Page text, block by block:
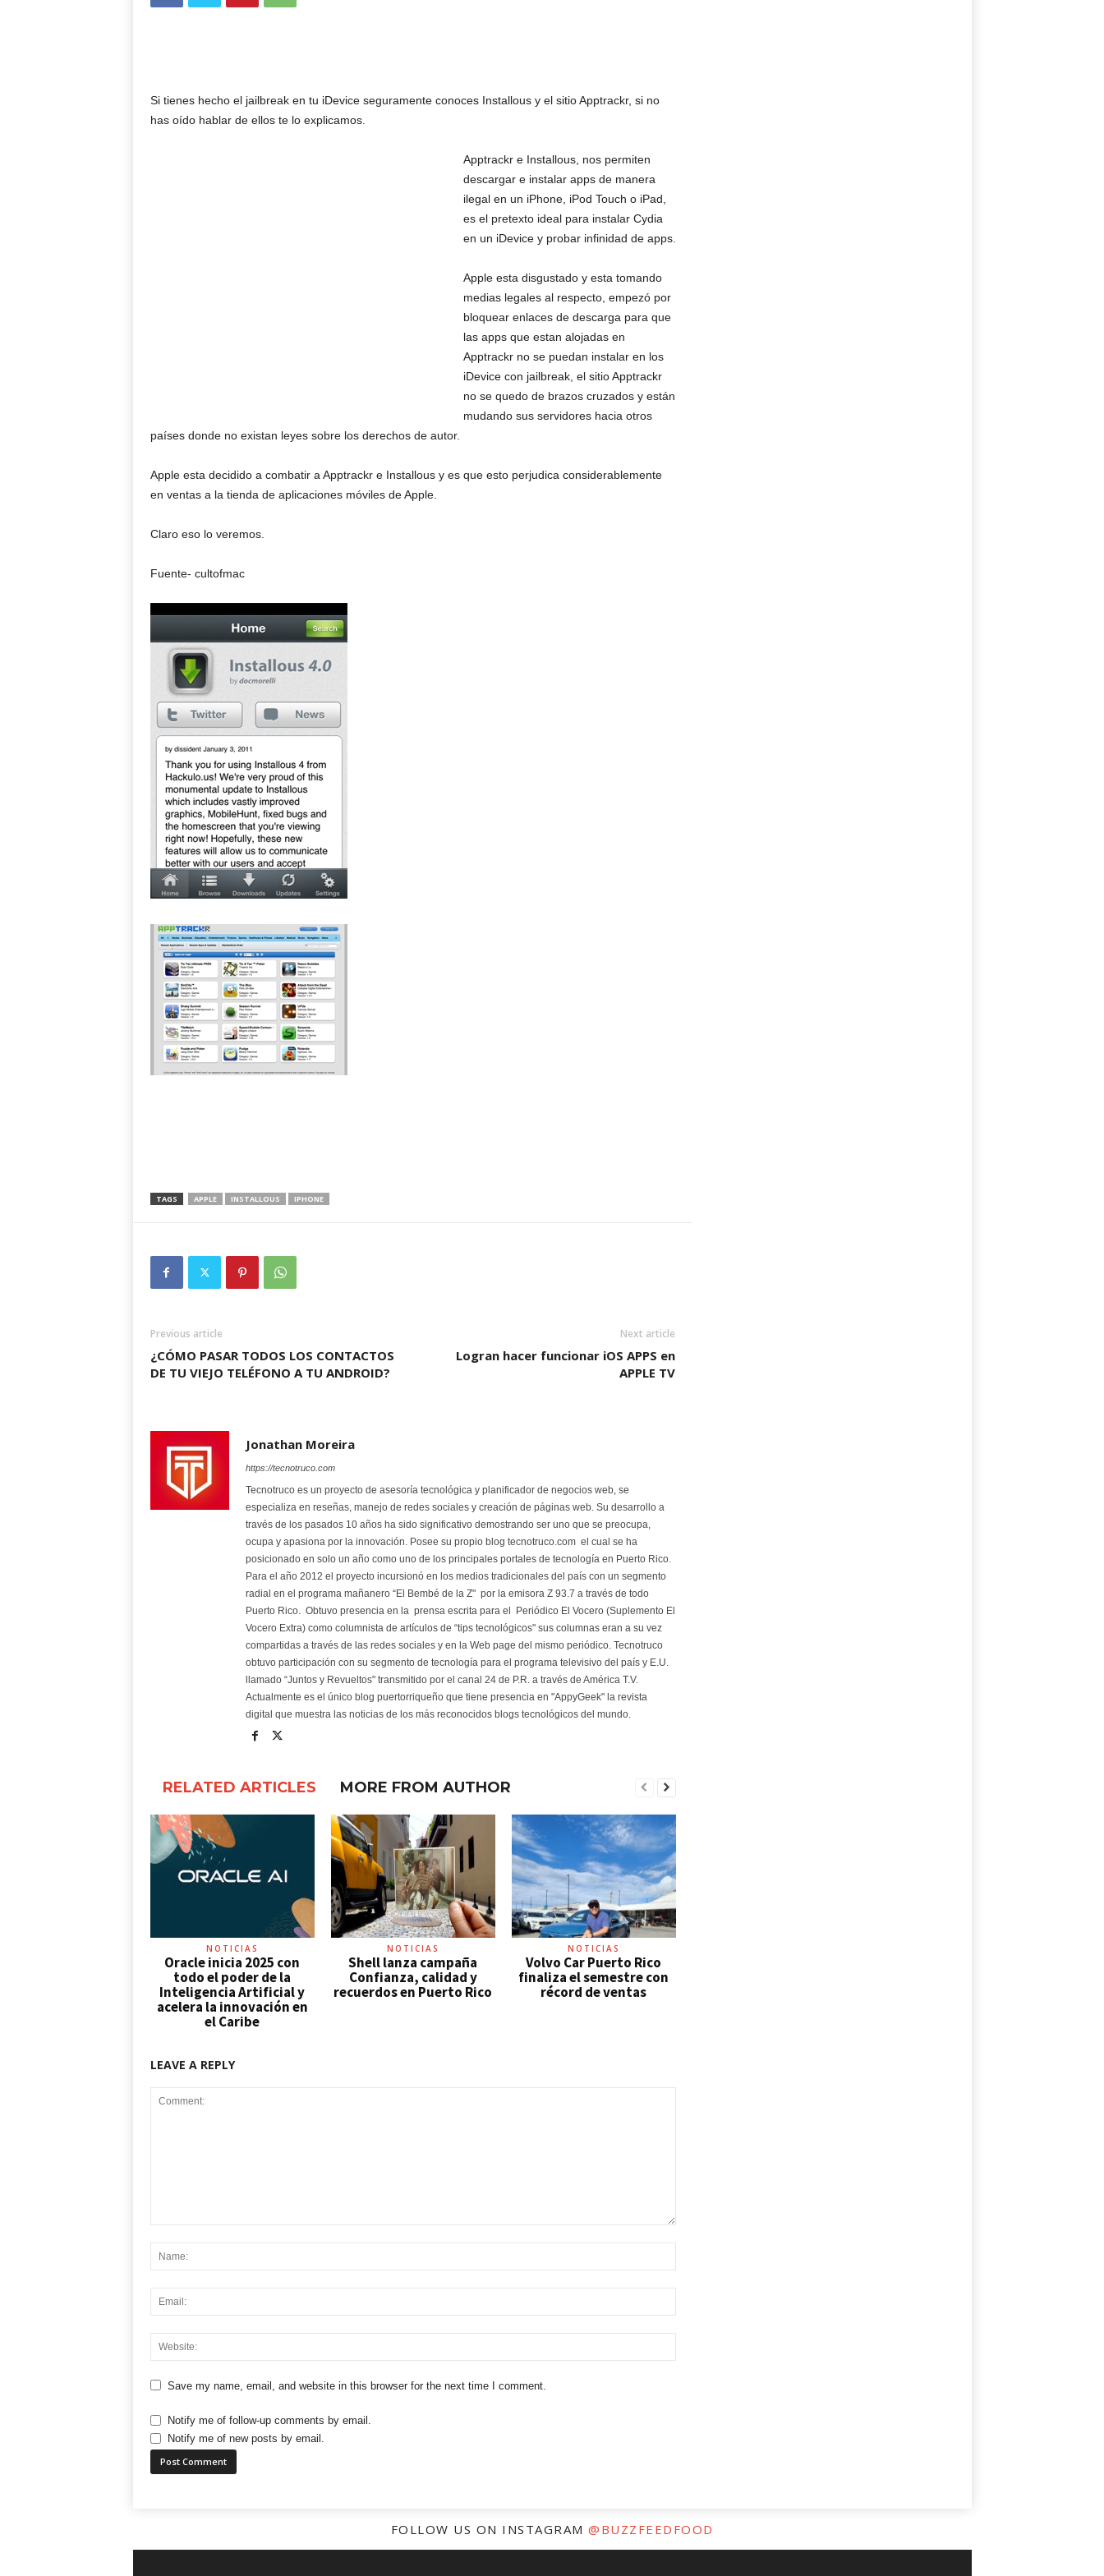
Si tienes hecho el jailbreak en tu iDevice seguramente conoces Installous y el sitio Apptrackr, si no
has oído hablar de ellos te lo explicamos.
Apptrackr e Installous, nos permiten
descargar e instalar apps de manera
ilegal en un iPhone, iPod Touch o iPad,
es el pretexto ideal para instalar Cydia
en un iDevice y probar infinidad de apps.
Apple esta disgustado y esta tomando
medias legales al respecto, empezó por
bloquear enlaces de descarga para que
las apps que estan alojadas en
Apptrackr no se puedan instalar en los
iDevice con jailbreak, el sitio Apptrackr
no se quedo de brazos cruzados y están
mudando sus servidores hacia otros
países donde no existan leyes sobre los derechos de autor.
Apple esta decidido a combatir a Apptrackr e Installous y es que esto perjudica considerablemente
en ventas a la tienda de aplicaciones móviles de Apple.
Claro eso lo veremos.
Fuente- cultofmac
TAGS APPLE INSTALLOUS IPHONE
Previous article
¿CÓMO PASAR TODOS LOS CONTACTOS
DE TU VIEJO TELÉFONO A TU ANDROID?
Next article
Logran hacer funcionar iOS APPS en
APPLE TV
Jonathan Moreira
https://tecnotruco.com
Tecnotruco es un proyecto de asesoría tecnológica y planificador de negocios web, se
especializa en reseñas, manejo de redes sociales y creación de páginas web. Su desarrollo a
través de los pasados 10 años ha sido significativo demostrando ser uno que se preocupa,
ocupa y apasiona por la innovación. Posee su propio blog tecnotruco.com el cual se ha
posicionado en solo un año como uno de los principales portales de tecnología en Puerto Rico.
Para el año 2012 el proyecto incursionó en los medios tradicionales del país con un segmento
radial en el programa mañanero “El Bembé de la Z" por la emisora Z 93.7 a través de todo
Puerto Rico. Obtuvo presencia en la prensa escrita para el Periódico El Vocero (Suplemento El
Vocero Extra) como columnista de artículos de “tips tecnológicos" sus columnas eran a su vez
compartidas a través de las redes sociales y en la Web page del mismo periódico. Tecnotruco
obtuvo participación con su segmento de tecnología para el programa televisivo del país y E.U.
llamado “Juntos y Revueltos" transmitido por el canal 24 de P.R. a través de América T.V.
Actualmente es el único blog puertorriqueño que tiene presencia en "AppyGeek" la revista
digital que muestra las noticias de los más reconocidos blogs tecnológicos del mundo.
RELATED ARTICLES MORE FROM AUTHOR
NOTICIAS
Oracle inicia 2025 con
todo el poder de la
Inteligencia Artificial y
acelera la innovación en
el Caribe
NOTICIAS
Shell lanza campaña
Confianza, calidad y
recuerdos en Puerto Rico
NOTICIAS
Volvo Car Puerto Rico
finaliza el semestre con
récord de ventas
LEAVE A REPLY
Save my name, email, and website in this browser for the next time I comment.
Notify me of follow-up comments by email.
Notify me of new posts by email.
FOLLOW US ON INSTAGRAM @BUZZFEEDFOOD